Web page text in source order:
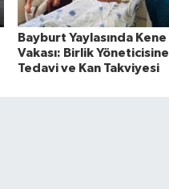
Bayburt Yaylasında Kene
Vakası: Birlik Yöneticisine
Tedavi ve Kan Takviyesi